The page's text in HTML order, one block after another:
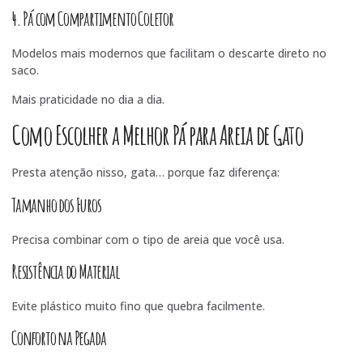
4. Pá com Compartimento Coletor
Modelos mais modernos que facilitam o descarte direto no
saco.
Mais praticidade no dia a dia.
Como Escolher a Melhor Pá para Areia de Gato
Presta atenção nisso, gata… porque faz diferença:
Tamanho dos Furos
Precisa combinar com o tipo de areia que você usa.
Resistência do Material
Evite plástico muito fino que quebra facilmente.
Conforto na Pegada